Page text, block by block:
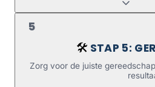
5
🛠️ STAP 5:
Zorg voor de juiste